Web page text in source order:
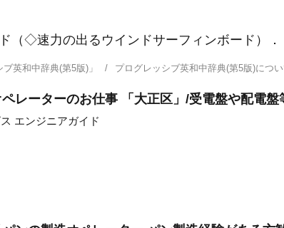
（◇速力の出るウインドサーフィンボード） ．
英和中辞典(第5版)」 プログレッシブ英和中辞典(第5版)に
レーターのお仕事 「大正区」/受電盤や配電
エンジニアガイド